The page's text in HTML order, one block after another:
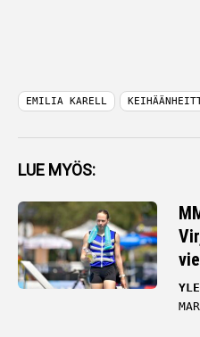
EMILIA KARELL
LUE MYÖS: